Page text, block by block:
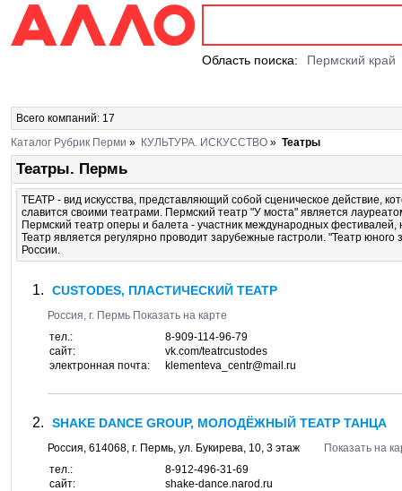
Область поиска: Пермский край
Всего компаний: 17
Каталог Рубрик Перми » КУЛЬТУРА. ИСКУССТВО » Театры
Театры. Пермь
ТЕАТР - вид искусства, представляющий собой сценическое действие,
славится своими театрами. Пермский театр "У моста" является
Пермский театр оперы и балета - участник международных
Театр является регулярно проводит зарубежные гастроли. "Театр
России.
CUSTODES, ПЛАСТИЧЕСКИЙ ТЕАТР
Россия, г. Пермь Показать на карте
тел.:
8-909-114-96-79
сайт:
vk.com/teatrcustodes
электронная почта:
klementeva_centr@mail.ru
SHAKE DANCE GROUP, МОЛОДЁЖНЫЙ ТЕАТР ТАНЦА
Россия, 614068, г. Пермь, ул. Букирева, 10, 3 этаж
Показать на
тел.:
8-912-496-31-69
сайт:
shake-dance.narod.ru